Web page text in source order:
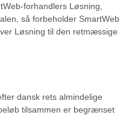
forhandlers Løsning,
så forbeholder SmartWeb
Løsning til den retmæssige
dansk rets almindelige
tilsammen er begrænset